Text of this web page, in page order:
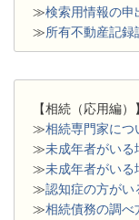
≫検索用情報の申
≫所有不動産記録
【相続（応用編）】
≫相続専門家につ
≫未成年者がい
≫未成年者がい
≫認知症の方がい
≫相続債務の調べ